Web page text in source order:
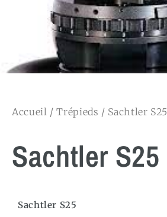
Accueil /Trépieds / Sachtler S25
Sachtler S25
Sachtler S25